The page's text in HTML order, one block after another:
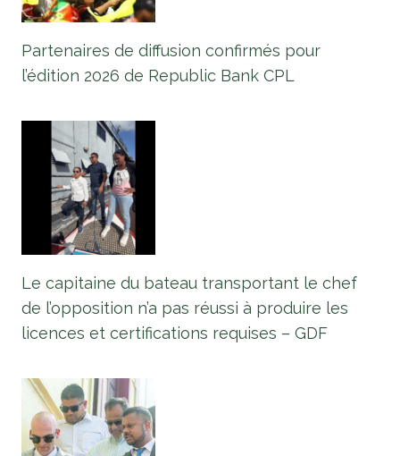
Partenaires de diffusion confirmés pour
l’édition 2026 de Republic Bank CPL
Le capitaine du bateau transportant le chef
de l’opposition n’a pas réussi à produire les
licences et certifications requises – GDF